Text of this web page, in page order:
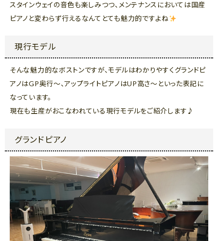
スタインウェイの音色も楽しみつつ、メンテナンスにおいては国産
ピアノと変わらず行えるなんてとても魅力的ですよね
現行モデル
そんな魅力的なボストンですが、モデルはわかりやすくグランドピ
アノはGP奥行～、アップライトピアノはUP高さ～といった表記に
なっています。
現在も生産がおこなわれている現行モデルをご紹介します♪
グランドピアノ